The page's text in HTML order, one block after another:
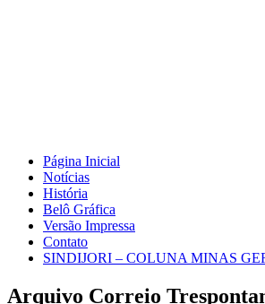
Página Inicial
Notícias
História
Belô Gráfica
Versão Impressa
Contato
SINDIJORI – COLUNA MINAS
Arquivo Correio